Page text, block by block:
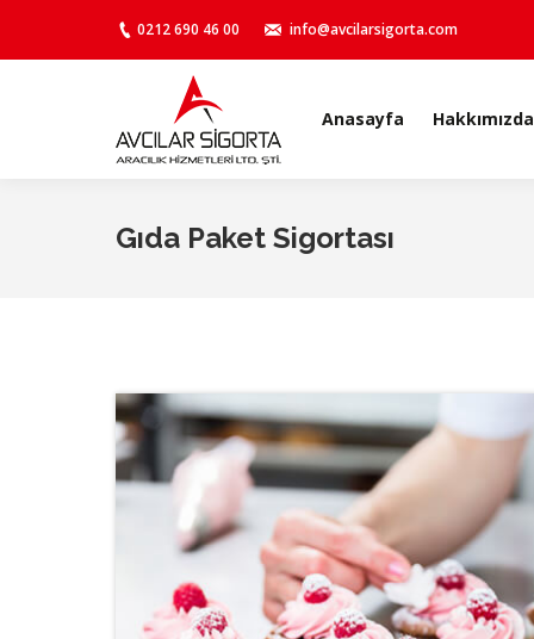
0212 690 46 00 info@avcilarsigorta.com
Anasayfa Hakkımızda
Gıda Paket Sigortası
Anasayfa Hakkımızda